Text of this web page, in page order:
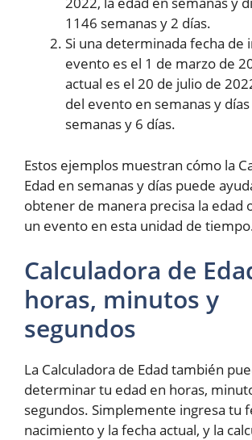
1146 semanas y 2 días.
Si una determinada fecha de
evento es el 1 de marzo de
actual es el 20 de julio de
del evento en semanas y
semanas y 6 días.
Estos ejemplos muestran cómo la
Edad en semanas y días puede
obtener de manera precisa la edad
un evento en esta unidad de
Calculadora de
horas, minutos y
segundos
La Calculadora de Edad también
determinar tu edad en horas,
segundos. Simplemente ingresa tu
nacimiento y la fecha actual, y la